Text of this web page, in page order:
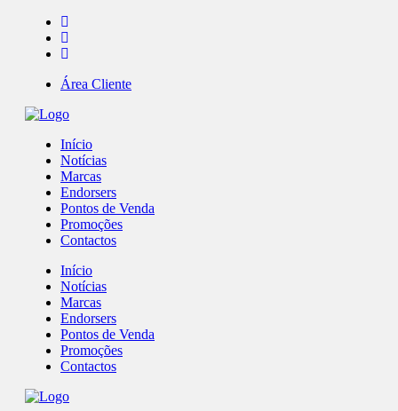
Área Cliente
Início
Notícias
Marcas
Endorsers
Pontos de Venda
Promoções
Contactos
Início
Notícias
Marcas
Endorsers
Pontos de Venda
Promoções
Contactos